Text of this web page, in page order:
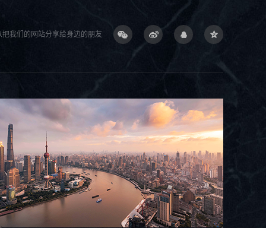
把我们的网站分享给身边的朋友